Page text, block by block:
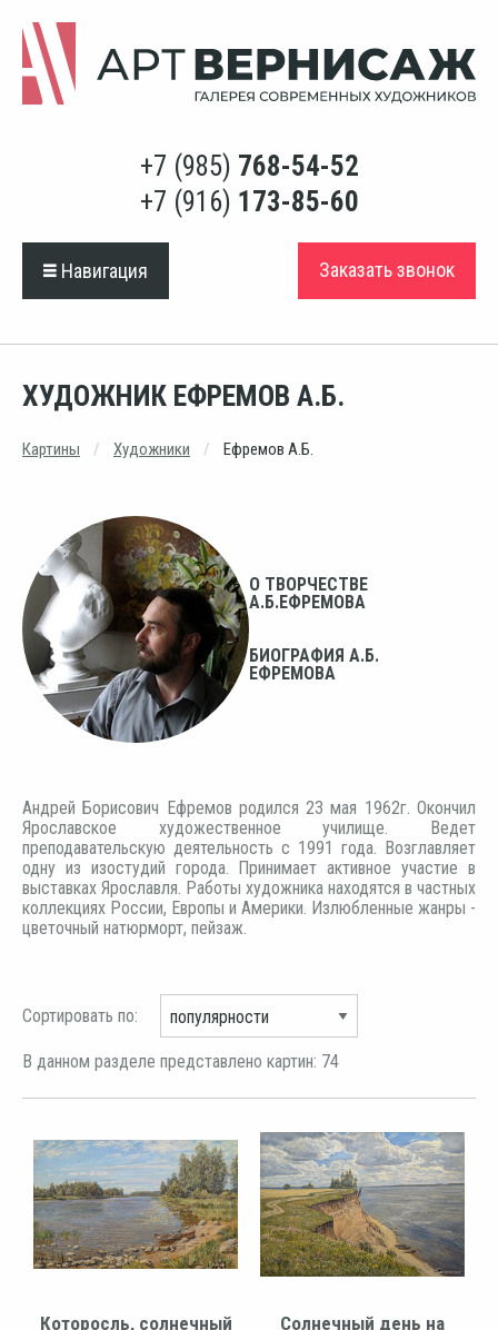
+7 (985) 768-54-52
+7 (916) 173-85-60
Навигация Заказать звонок
ХУДОЖНИК ЕФРЕМОВ А.Б.
Картины Художники Ефремов А.Б.
О ТВОРЧЕСТВЕ
А.Б.ЕФРЕМОВА
БИОГРАФИЯ А.Б.
ЕФРЕМОВА
Андрей Борисович Ефремов родился 23 мая 1962г. Окончил
Ярославское художественное училище. Ведет
преподавательскую деятельность c 1991 года. Возглавляет
одну из изостудий города. Принимает активное участие в
выставках Ярославля. Работы художника находятся в частных
коллекциях России, Европы и Америки. Излюбленные жанры -
цветочный натюрморт, пейзаж.
Сортировать по:
В данном разделе представлено картин: 74
Которосль, солнечный
Солнечный день на